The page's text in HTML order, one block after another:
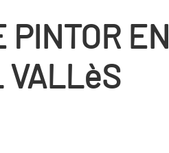
PINTOR EN
VALLèS